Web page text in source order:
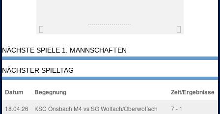
NÄCHSTE SPIELE 1. MANNSCHAFTEN
NÄCHSTER SPIELTAG
Datum Begegnung Zeit/Ergebnisse
18.04.26
KSC Önsbach M4 vs SG Wolfach/Oberwolfach
7 - 1